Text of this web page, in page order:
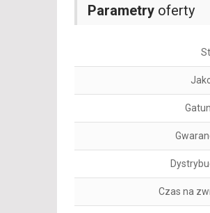
Parametry oferty
Czas na